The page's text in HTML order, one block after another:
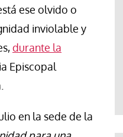
ese olvido o
inviolable y
durante la
Episcopal
en la sede de la
paz